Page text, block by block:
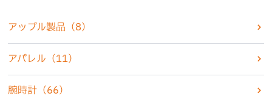
アップル製品 （8）
アパレル （11）
腕時計 （66）